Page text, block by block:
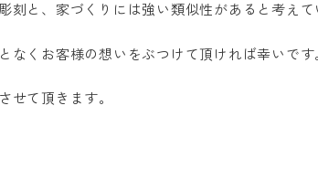
と、家づくりには強い類似性があると考えて
くお客様の想いをぶつけて頂ければ幸いです
て頂きます。